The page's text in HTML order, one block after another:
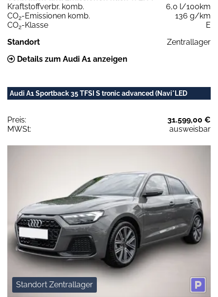
Kraftstoffverbr. komb.
6,0 l/100km
CO2-Emissionen komb.
136 g/km
CO2-Klasse
E
Standort
Zentrallager
Details zum Audi A1 anzeigen
Audi A1 Sportback 35 TFSI S tronic advanced (Navi*LED
Preis:
31.599,00 €
MWSt:
ausweisbar
Standort Zentrallager